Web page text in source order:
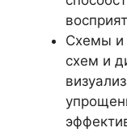
Схемы и
схем и